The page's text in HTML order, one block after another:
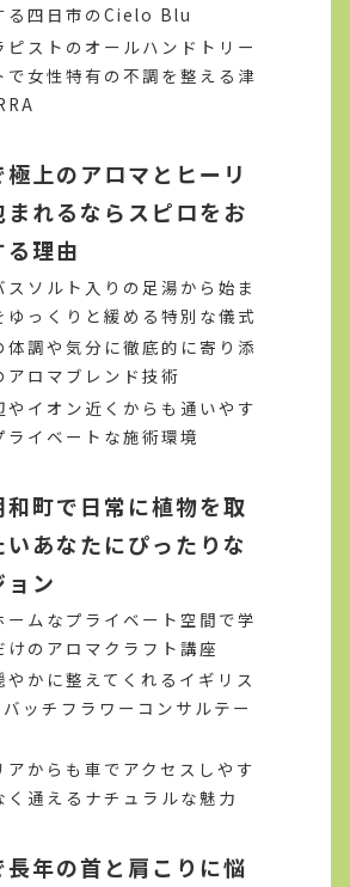
る四日市のCielo Blu
ピストのオールハンドトリー
で女性特有の不調を整える津
極上のアロマとヒーリ
まれるならスピロをお
る理由
スソルト入りの足湯から始ま
ゆっくりと緩める特別な儀式
体調や気分に徹底的に寄り添
アロマブレンド技術
やイオン近くからも通いやす
ライベートな施術環境
和町で日常に植物を取
いあなたにぴったりな
ョン
ームなプライベート空間で学
けのアロマクラフト講座
やかに整えてくれるイギリス
ッチフラワーコンサルテー
アからも車でアクセスしやす
く通えるナチュラルな魅力
長年の首と肩こりに悩